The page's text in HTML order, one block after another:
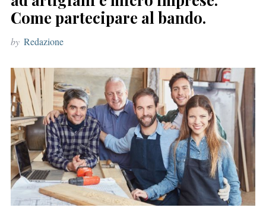
f
o
r
Come partecipare al bando.
by Redazione